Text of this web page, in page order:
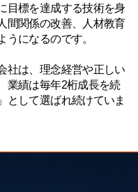
目標を達成する技術を身
間関係の改善、人材教育
になるのです。
社は、理念経営や正しい
業績は毎年2桁成長を続
として選ばれ続けていま